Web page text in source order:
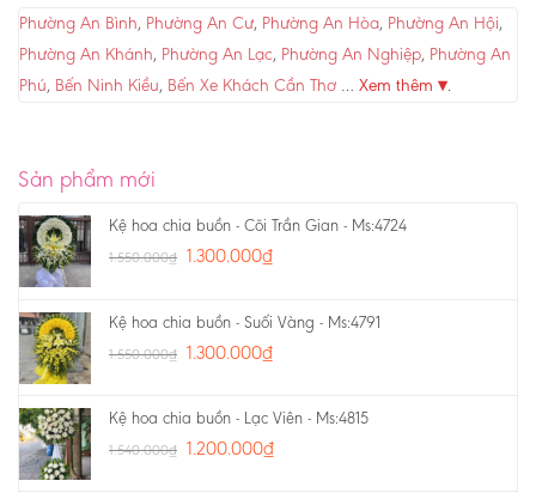
Phường An Bình, Phường An Cư, Phường An Hòa, Phường An Hội,
Phường An Khánh, Phường An Lạc, Phường An Nghiệp, Phường An
Phú, Bến Ninh Kiều, Bến Xe Khách Cần Thơ … Xem thêm ▾.
Sản phẩm mới
Kệ hoa chia buồn - Cõi Trần Gian - Ms:4724
1.550.000₫ 1.300.000₫
Kệ hoa chia buồn - Suối Vàng - Ms:4791
1.550.000₫ 1.300.000₫
Kệ hoa chia buồn - Lạc Viên - Ms:4815
1.540.000₫ 1.200.000₫